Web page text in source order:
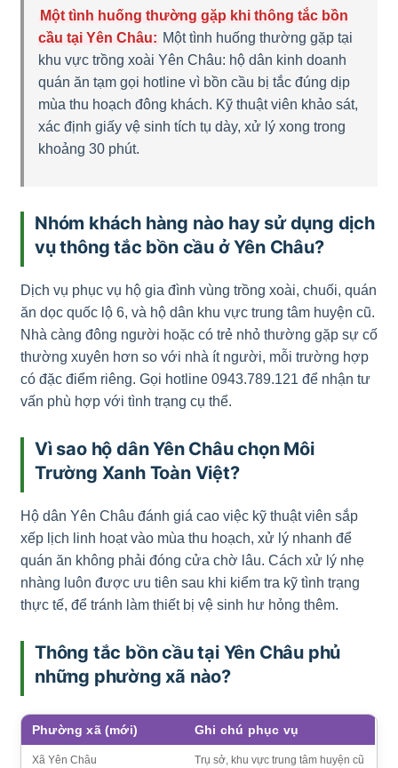
Một tình huống thường gặp khi thông tắc bồn
cầu tại Yên Châu: Một tình huống thường gặp tại
khu vực trồng xoài Yên Châu: hộ dân kinh doanh
quán ăn tạm gọi hotline vì bồn cầu bị tắc đúng dịp
mùa thu hoạch đông khách. Kỹ thuật viên khảo sát,
xác định giấy vệ sinh tích tụ dày, xử lý xong trong
khoảng 30 phút.
Nhóm khách hàng nào hay sử dụng dịch
vụ thông tắc bồn cầu ở Yên Châu?
Dịch vụ phục vụ hộ gia đình vùng trồng xoài, chuối, quán
ăn dọc quốc lộ 6, và hộ dân khu vực trung tâm huyện cũ.
Nhà càng đông người hoặc có trẻ nhỏ thường gặp sự cố
thường xuyên hơn so với nhà ít người, mỗi trường hợp
có đặc điểm riêng. Gọi hotline 0943.789.121 để nhận tư
vấn phù hợp với tình trạng cụ thể.
Vì sao hộ dân Yên Châu chọn Môi
Trường Xanh Toàn Việt?
Hộ dân Yên Châu đánh giá cao việc kỹ thuật viên sắp
xếp lịch linh hoạt vào mùa thu hoạch, xử lý nhanh để
quán ăn không phải đóng cửa chờ lâu. Cách xử lý nhẹ
nhàng luôn được ưu tiên sau khi kiểm tra kỹ tình trạng
thực tế, để tránh làm thiết bị vệ sinh hư hỏng thêm.
Thông tắc bồn cầu tại Yên Châu phủ
những phường xã nào?
Phường xã (mới) Ghi chú phục vụ
Xã Yên Châu Trụ sở, khu vực trung tâm huyện cũ